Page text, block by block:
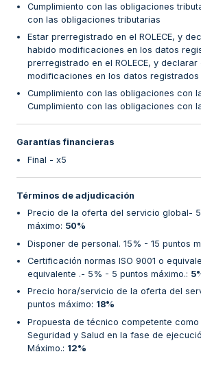
Cumplimiento con las obligaciones
con las obligaciones tributarias
Estar prerregistrado en el ROLECE, y
habido modificaciones en los datos
prerregistrado en el ROLECE, y declarar
modificaciones en los datos registrados
Cumplimiento con las obligaciones con
Cumplimiento con las obligaciones con
Garantías financieras
Final - x5
Términos de adjudicación
Precio de la oferta del servicio global-
máximo: 50%
Disponer de personal. 15% - 15 puntos
Certificación normas ISO 9001 o
equivalente .- 5% - 5 puntos máximo.:
Precio hora/servicio de la oferta del
puntos máximo: 18%
Propuesta de técnico competente
Seguridad y Salud en la fase de
Máximo.: 12%